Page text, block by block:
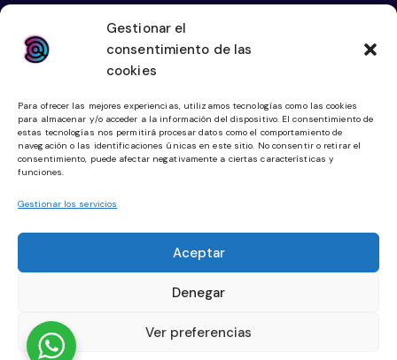
Gestionar el
consentimiento de las
cookies
Para ofrecer las mejores experiencias, utilizamos tecnologías como las cookies
para almacenar y/o acceder a la información del dispositivo. El consentimiento de
estas tecnologías nos permitirá procesar datos como el comportamiento de
navegación o las identificaciones únicas en este sitio. No consentir o retirar el
consentimiento, puede afectar negativamente a ciertas características y
funciones.
Gestionar los servicios
Aceptar
Denegar
Ver preferencias
Links
Diseño Web
Tienda Online
Community Manager
Planes Digitalización
Política de Cookies
Política de Privacidad